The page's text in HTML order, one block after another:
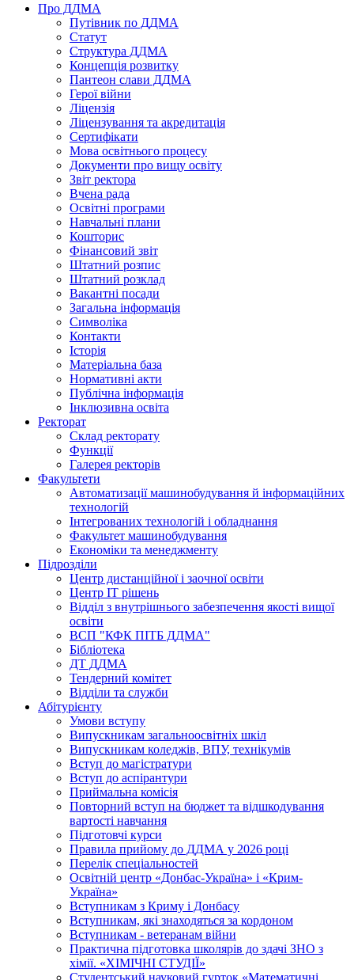
Про ДДМА
Путівник по ДДМА
Статут
Структура ДДМА
Концепція розвитку
Пантеон слави ДДМА
Герої війни
Ліцензія
Ліцензування та акредитація
Сертифікати
Мова освітнього процесу
Документи про вищу освіту
Звіт ректора
Вчена рада
Освітні програми
Навчальні плани
Кошторис
Фінансовий звіт
Штатний розпис
Штатний розклад
Вакантні посади
Загальна інформація
Символіка
Контакти
Історія
Матеріальна база
Нормативні акти
Публічна інформація
Інклюзивна освіта
Ректорат
Склад ректорату
Функції
Галерея ректорів
Факультети
Автоматизації машинобудування й інформаційних
технологій
Інтегрованих технологій і обладнання
Факультет машинобудування
Економіки та менеджменту
Підрозділи
Центр дистанційної і заочної освіти
Центр ІТ рішень
Відділ з внутрішнього забезпечення якості вищої
освіти
ВСП "КФК ПІТБ ДДМА"
Бібліотека
ДТ ДДМА
Тендерний комітет
Відділи та служби
Абітурієнту
Умови вступу
Випускникам загальноосвітніх шкіл
Випускникам коледжів, ВПУ, технікумів
Вступ до магістратури
Вступ до аспірантури
Приймальна комісія
Повторний вступ на бюджет та відшкодування
вартості навчання
Підготовчі курси
Правила прийому до ДДМА у 2026 році
Перелік спеціальностей
Освітній центр «Донбас-Україна» і «Крим-
Україна»
Вступникам з Криму і Донбасу
Вступникам, які знаходяться за кордоном
Вступникам - ветеранам війни
Практична підготовка школярів до здачі ЗНО з
хімії. «ХІМІЧНІ СТУДІЇ»
Студентський науковий гурток «Математичні